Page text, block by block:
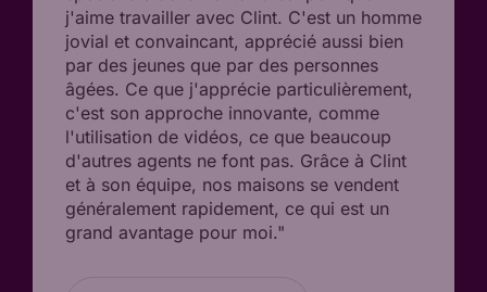
j'aime travailler avec Clint. C'est un homme
jovial et convaincant, apprécié aussi bien
par des jeunes que par des personnes
âgées. Ce que j'apprécie particulièrement,
c'est son approche innovante, comme
l'utilisation de vidéos, ce que beaucoup
d'autres agents ne font pas. Grâce à Clint
et à son équipe, nos maisons se vendent
généralement rapidement, ce qui est un
grand avantage pour moi."